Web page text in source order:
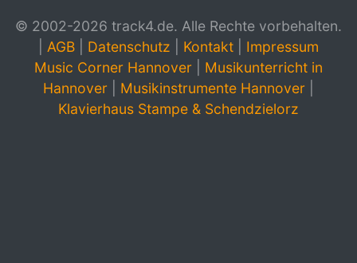
© 2002-2026 track4.de. Alle Rechte vorbehalten.
AGB Datenschutz Kontakt
Impressum
Music Corner Hannover
Musikunterricht in
Hannover
Musikinstrumente Hannover
Klavierhaus Stampe & Schendzielorz